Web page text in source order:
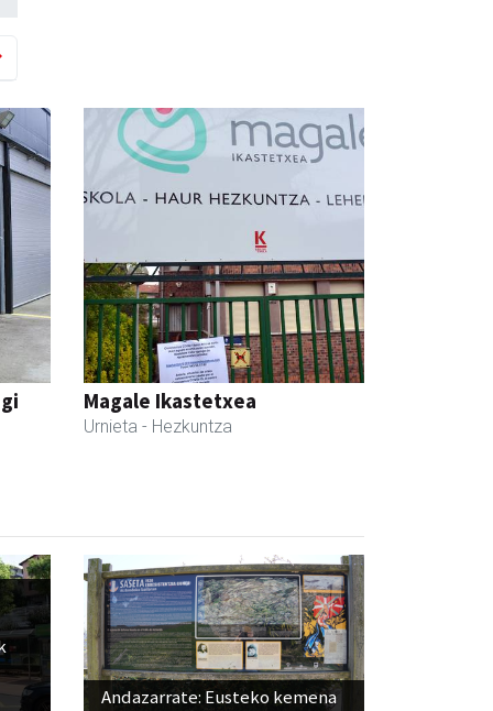
Magale Ikastetxea
Urnieta - Hezkuntza
Andazarrate: Eusteko kemena